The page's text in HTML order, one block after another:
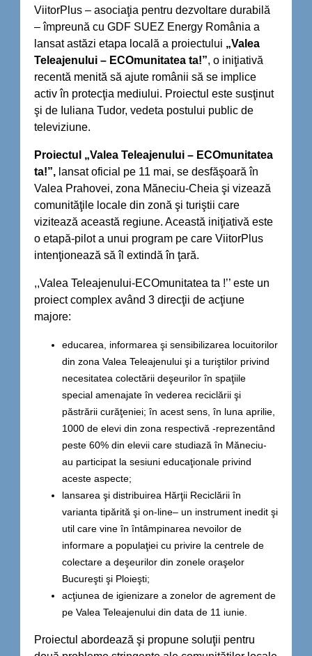
ViitorPlus – asociaţia pentru dezvoltare durabilă
– împreună cu GDF SUEZ Energy România a
lansat astăzi etapa locală a proiectului „Valea
Teleajenului – ECOmunitatea ta!”, o iniţiativă
recentă menită să ajute românii să se implice
activ în protecţia mediului. Proiectul este susţinut
şi de Iuliana Tudor, vedeta postului public de
televiziune.
Proiectul „Valea Teleajenului – ECOmunitatea
ta!”, lansat oficial pe 11 mai, se desfăşoară în
Valea Prahovei, zona Măneciu-Cheia şi vizează
comunităţile locale din zonă şi turiştii care
vizitează această regiune. Această iniţiativă este
o etapă-pilot a unui program pe care ViitorPlus
intenţionează să îl extindă în ţară.
,,Valea Teleajenului-ECOmunitatea ta !’’ este un
proiect complex având 3 direcţii de acţiune
majore:
educarea, informarea şi sensibilizarea locuitorilor
din zona Valea Teleajenului şi a turiştilor privind
necesitatea colectării deşeurilor în spaţiile
special amenajate în vederea reciclării şi
păstrării curăţeniei; în acest sens, în luna aprilie,
1000 de elevi din zona respectivă -reprezentând
peste 60% din elevii care studiază în Măneciu-
au participat la sesiuni educaţionale privind
aceste aspecte;
lansarea şi distribuirea Hărţii Reciclării în
varianta tipărită şi on-line– un instrument inedit şi
util care vine în întâmpinarea nevoilor de
informare a populaţiei cu privire la centrele de
colectare a deşeurilor din zonele oraşelor
Bucureşti şi Ploieşti;
acţiunea de igienizare a zonelor de agrement de
pe Valea Teleajenului din data de 11 iunie.
Proiectul abordează şi propune soluţii pentru